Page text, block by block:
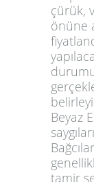
çürük,
önüne
Beyaz
tamir